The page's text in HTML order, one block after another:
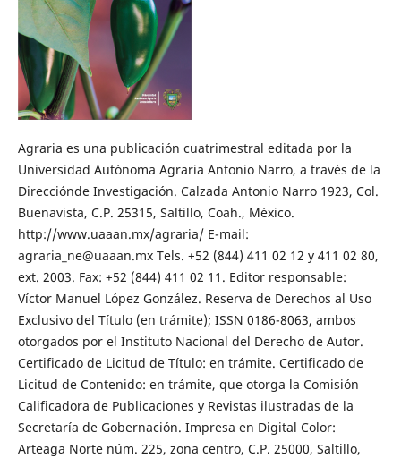
Agraria es una publicación cuatrimestral editada por la
Universidad Autónoma Agraria Antonio Narro, a través de la
Direcciónde Investigación. Calzada Antonio Narro 1923, Col.
Buenavista, C.P. 25315, Saltillo, Coah., México.
http://www.uaaan.mx/agraria/ E-mail:
agraria_ne@uaaan.mx Tels. +52 (844) 411 02 12 y 411 02 80,
ext. 2003. Fax: +52 (844) 411 02 11. Editor responsable:
Víctor Manuel López González. Reserva de Derechos al Uso
Exclusivo del Título (en trámite); ISSN 0186-8063, ambos
otorgados por el Instituto Nacional del Derecho de Autor.
Certificado de Licitud de Título: en trámite. Certificado de
Licitud de Contenido: en trámite, que otorga la Comisión
Calificadora de Publicaciones y Revistas ilustradas de la
Secretaría de Gobernación. Impresa en Digital Color:
Arteaga Norte núm. 225, zona centro, C.P. 25000, Saltillo,